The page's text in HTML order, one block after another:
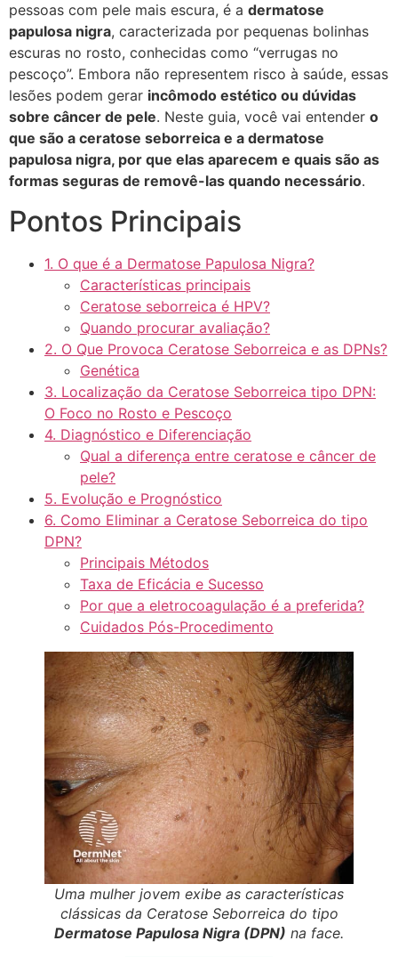
pessoas com pele mais escura, é a dermatose
papulosa nigra, caracterizada por pequenas bolinhas
escuras no rosto, conhecidas como “verrugas no
pescoço”. Embora não representem risco à saúde, essas
lesões podem gerar incômodo estético ou dúvidas
sobre câncer de pele. Neste guia, você vai entender o
que são a ceratose seborreica e a dermatose
papulosa nigra, por que elas aparecem e quais são as
formas seguras de removê-las quando necessário.
Pontos Principais
1. O que é a Dermatose Papulosa Nigra?
Características principais
Ceratose seborreica é HPV?
Quando procurar avaliação?
2. O Que Provoca Ceratose Seborreica e as DPNs?
Genética
3. Localização da Ceratose Seborreica tipo DPN:
O Foco no Rosto e Pescoço
4. Diagnóstico e Diferenciação
Qual a diferença entre ceratose e câncer de
pele?
5. Evolução e Prognóstico
6. Como Eliminar a Ceratose Seborreica do tipo
DPN?
Principais Métodos
Taxa de Eficácia e Sucesso
Por que a eletrocoagulação é a preferida?
Cuidados Pós-Procedimento
Uma mulher jovem exibe as características
clássicas da Ceratose Seborreica do tipo
Dermatose Papulosa Nigra (DPN) na face.